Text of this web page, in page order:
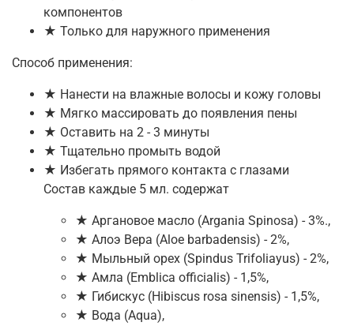
компонентов
★ Только для наружного применения
Способ применения:
★ Нанести на влажные волосы и кожу головы
★ Мягко массировать до появления пены
★ Оставить на 2 - 3 минуты
★ Тщательно промыть водой
★ Избегать прямого контакта с глазами
Состав каждые 5 мл. содержат
★ Аргановое масло (Argania Spinosa) - 3%.,
★ Алоэ Вера (Aloe barbadensis) - 2%,
★ Мыльный орех (Spindus Trifoliayus) - 2%,
★ Амла (Emblica officialis) - 1,5%,
★ Гибискус (Hibiscus rosa sinensis) - 1,5%,
★ Вода (Aqua),